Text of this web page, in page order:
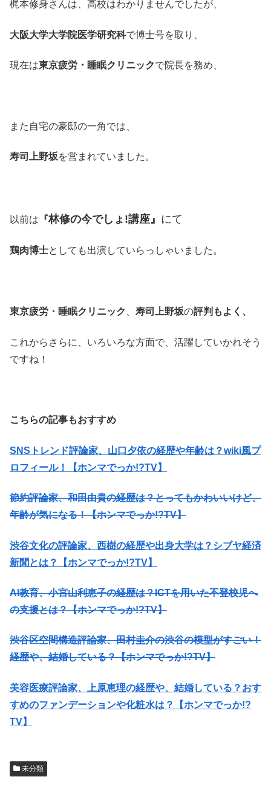
梶本修身さんは、高校はわかりませんでしたが、
大阪大学大学院医学研究科で博士号を取り、
現在は東京疲労・睡眠クリニックで院長を務め、
また自宅の豪邸の一角では、
寿司上野坂を営まれていました。
以前は 『林修の今でしょ!講座』 にて
鶏肉博士としても出演していらっしゃいました。
東京疲労・睡眠クリニック 寿司上野坂の評判もよく、
これからさらに、いろいろな方面で、活躍していかれそう
ですね！
こちらの記事もおすすめ
SNSトレンド評論家、山口夕依の経歴や年齢は？wiki風プ
ロフィール！【ホンマでっか!?TV】
節約評論家、和田由貴の経歴は？とってもかわいいけど、
年齢が気になる！【ホンマでっか!?TV】
渋谷文化の評論家、西樹の経歴や出身大学は？シブヤ経済
新聞とは？【ホンマでっか!?TV】
AI教育、小宮山利恵子の経歴は？ICTを用いた不登校児へ
の支援とは？【ホンマでっか!?TV】
渋谷区空間構造評論家、田村圭介の渋谷の模型がすごい！
経歴や、結婚している？【ホンマでっか!?TV】
美容医療評論家、上原恵理の経歴や、結婚している？おす
すめのファンデーションや化粧水は？【ホンマでっか!?
TV】
未分類